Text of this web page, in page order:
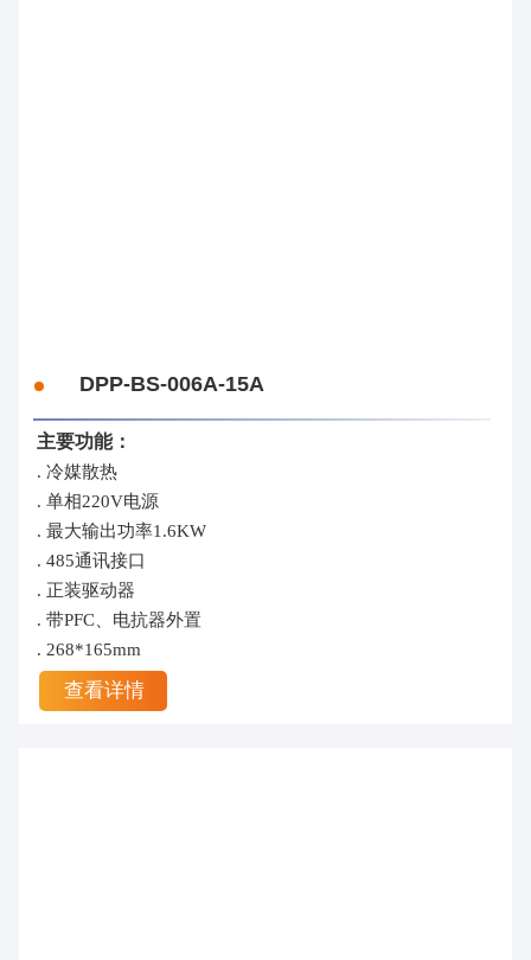
DPP-BS-006A-15A
主要功能：
. 冷媒散热
. 单相220V电源
. 最大输出功率1.6KW
. 485通讯接口
. 正装驱动器
. 带PFC、电抗器外置
. 268*165mm
查看详情